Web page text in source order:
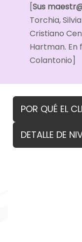
[Sus
Torchia,
Cristiano
Hartman. En
Colantonio]
POR QUÉ EL
DETALLE DE